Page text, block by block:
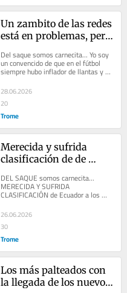
Un zambito de las redes
está en problemas, pero
amor
Del saque somos carnecita... Yo soy
un convencido de que en el fútbol
siempre hubo inflador de llantas y
globos. Por el marketing y los
mermeleros...
28.06.2026
20
Trome
Merecida y sufrida
clasificación de de
dieciseisavos de final
del Mundial
DEL SAQUE somos carnecita...
MERECIDA Y SUFRIDA
CLASIFICACIÓN de Ecuador a los
Remontó 2-1 a Alemania y el...
26.06.2026
30
Trome
Los más palteados con
la llegada de los nuevos